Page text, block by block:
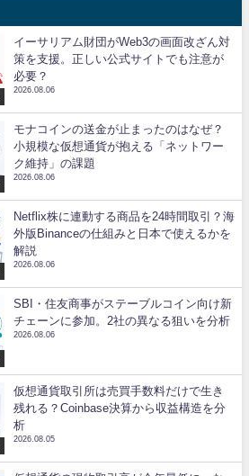
イーサリアム財団がWeb3の画面改ざん対
策を支援。正しい公式サイトでも注意が
必要？
2026.08.06
モナコインの送金が止まったのはなぜ？
小規模な仮想通貨が抱える「ネットワー
ク維持」の課題
2026.08.06
Netflix株に連動する商品を24時間取引？海
外版Binanceの仕組みと日本で使えるかを
解説
2026.08.06
SBI・住友商事がステーブルコイン向け新
チェーンに参加。2社の異なる狙いを分析
2026.08.06
仮想通貨取引所は売買手数料だけで生き
残れる？Coinbase決算から収益構造を分
析
2026.08.05